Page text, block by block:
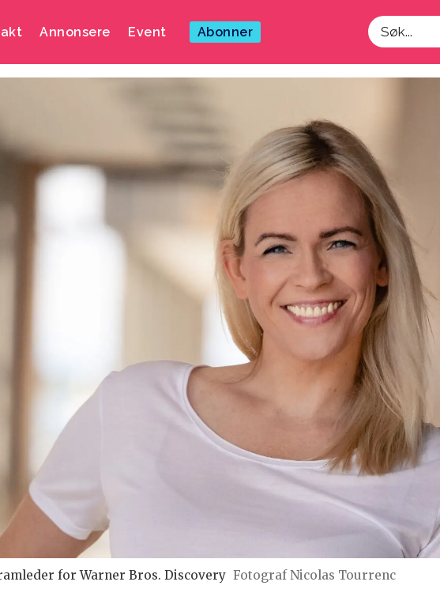
Annonsere Event Abonner
Søk
for Warner Bros. Discovery Fotograf Nicolas Tourrenc